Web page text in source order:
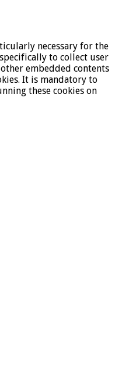
necessary for the
to collect user
embedded contents
It is mandatory to
these cookies on